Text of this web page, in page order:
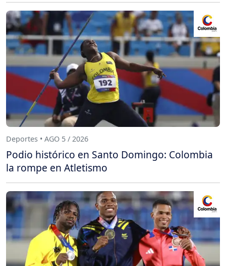
Deportes • AGO 5 / 2026
Podio histórico en Santo Domingo: Colombia
la rompe en Atletismo